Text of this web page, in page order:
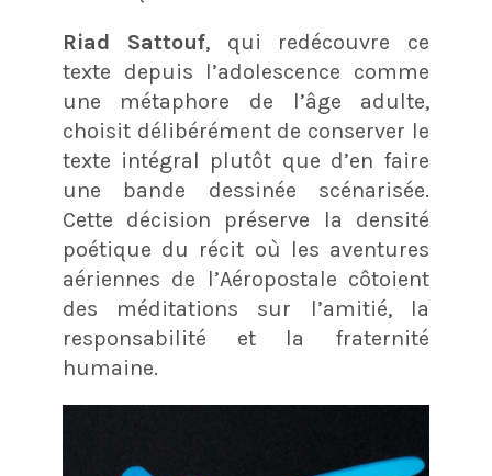
Riad Sattouf, qui redécouvre ce
texte depuis l’adolescence comme
une métaphore de l’âge adulte,
choisit délibérément de conserver le
texte intégral plutôt que d’en faire
une bande dessinée scénarisée.
Cette décision préserve la densité
poétique du récit où les aventures
aériennes de l’Aéropostale côtoient
des méditations sur l’amitié, la
responsabilité et la fraternité
humaine.